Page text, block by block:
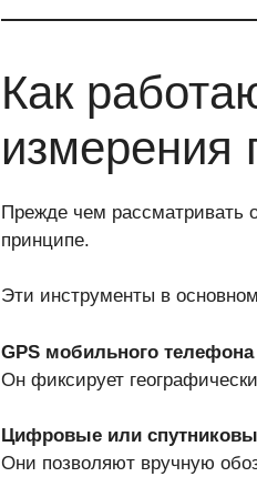
Как
измерения
Прежде чем рассматривать
принципе.
Эти инструменты в
GPS мобильного телефона
Он фиксирует
Цифровые или
Они позволяют вручную